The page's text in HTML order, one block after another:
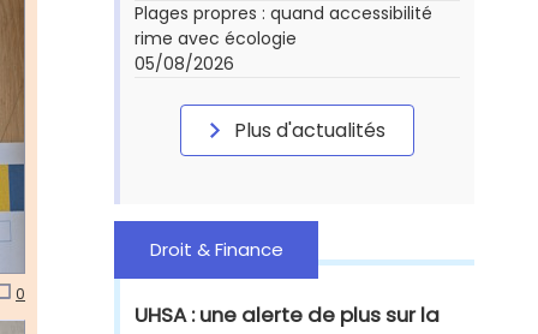
0
Plages propres : quand accessibilité
rime avec écologie
05/08/2026
Plus d'actualités
Droit & Finance
UHSA : une alerte de plus sur la